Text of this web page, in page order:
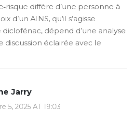
diffère d’une personne à
d’un AINS, qu’il s’agisse
dépend d’une analyse
discussion éclairée avec le
Jarry
5, 2025 AT 19:03